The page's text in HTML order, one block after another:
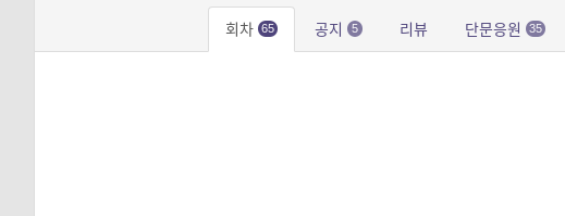
회차 65 공지 5 리뷰 단문응원 35